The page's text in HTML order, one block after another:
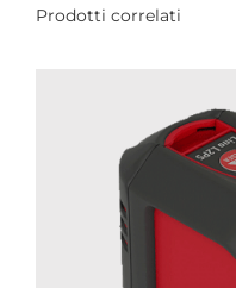
Prodotti correlati